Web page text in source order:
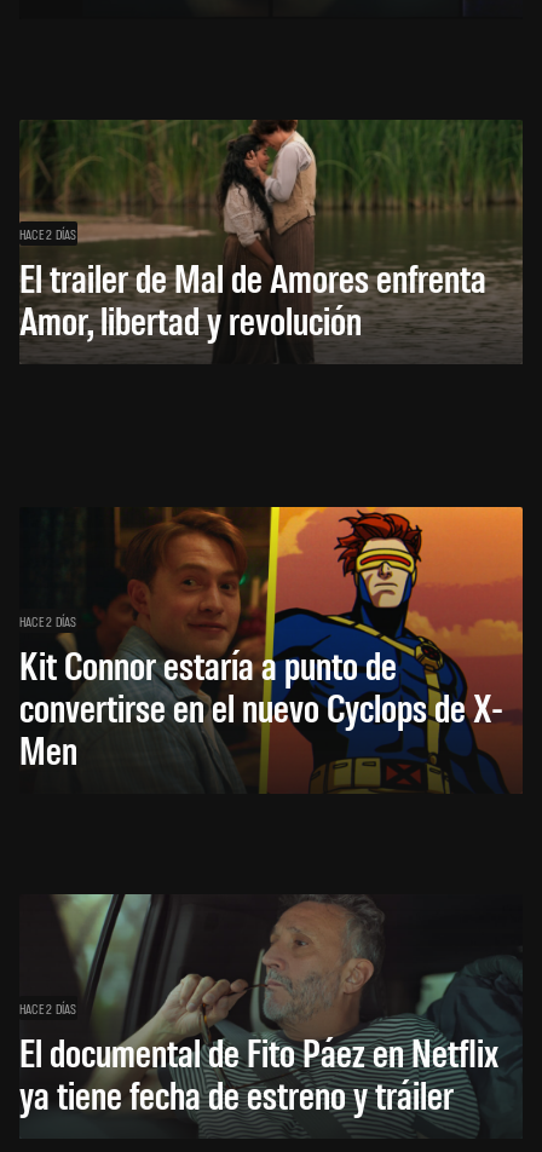
HACE 2 DÍAS
El trailer de Mal de Amores enfrenta
Amor, libertad y revolución
HACE 2 DÍAS
Kit Connor estaría a punto de
convertirse en el nuevo Cyclops de X-
Men
HACE 2 DÍAS
El documental de Fito Páez en Netflix
ya tiene fecha de estreno y tráiler